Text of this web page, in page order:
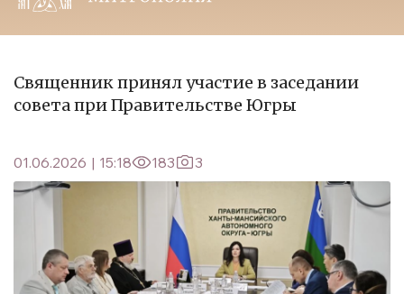
Священник принял участие в заседании
совета при Правительстве Югры
01.06.2026 | 15:18 183 3